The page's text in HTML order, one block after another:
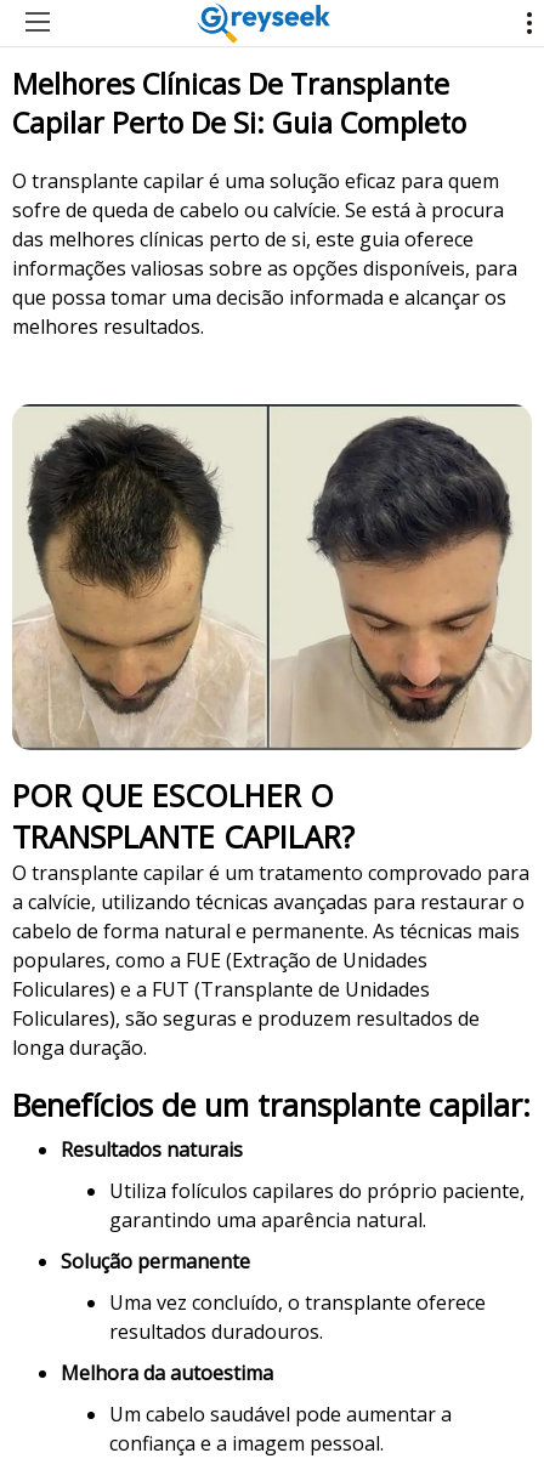
Melhores Clínicas De Transplante
Capilar Perto De Si: Guia Completo
O transplante capilar é uma solução eficaz para quem
sofre de queda de cabelo ou calvície. Se está à procura
das melhores clínicas perto de si, este guia oferece
informações valiosas sobre as opções disponíveis, para
que possa tomar uma decisão informada e alcançar os
melhores resultados.
POR QUE ESCOLHER O
TRANSPLANTE CAPILAR?
O transplante capilar é um tratamento comprovado para
a calvície, utilizando técnicas avançadas para restaurar o
cabelo de forma natural e permanente. As técnicas mais
populares, como a FUE (Extração de Unidades
Foliculares) e a FUT (Transplante de Unidades
Foliculares), são seguras e produzem resultados de
longa duração.
Benefícios de um transplante capilar:
Resultados naturais
Utiliza folículos capilares do próprio paciente,
garantindo uma aparência natural.
Solução permanente
Uma vez concluído, o transplante oferece
resultados duradouros.
Melhora da autoestima
Um cabelo saudável pode aumentar a
confiança e a imagem pessoal.